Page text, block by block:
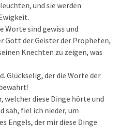
und sie werden
Worte sind gewiss und
Gott der Geister der Propheten,
Knechten zu zeigen, was
Glückselig, der die Worte der
welcher diese Dinge hörte und
sah, fiel ich nieder, um
Engels, der mir diese Dinge